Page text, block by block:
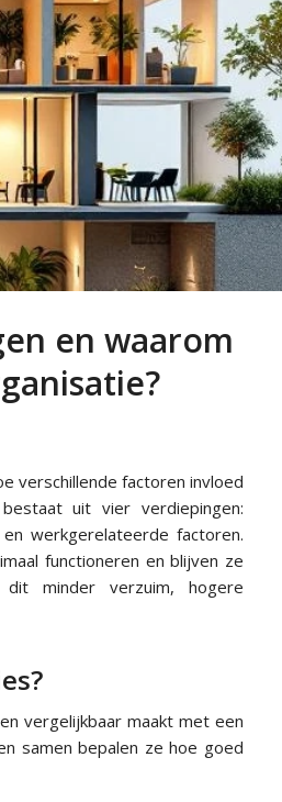
en waarom
verschillende factoren invloed
uit vier verdiepingen:
werkgerelateerde factoren.
functioneren en blijven ze
minder verzuim, hogere
vergelijkbaar maakt met een
samen bepalen ze hoe goed